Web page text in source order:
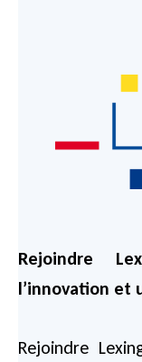
Rejoindre
l’innovation et
Rejoindre